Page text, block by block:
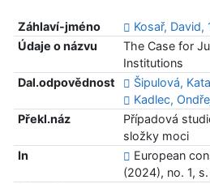
Záhlaví-jméno Kosař, David,
Údaje o názvu
The Case for
Institutions
Dal.odpovědnost
Šipulová,
Kadlec,
Překl.náz
Případová
složky moci
In
European
(2024), no. 1,